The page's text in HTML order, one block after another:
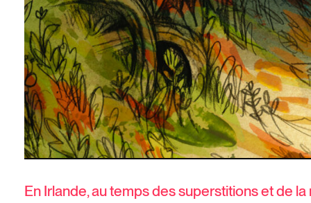
En Irlande, au temps des superstitions et de